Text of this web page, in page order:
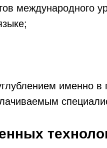
международного
именно